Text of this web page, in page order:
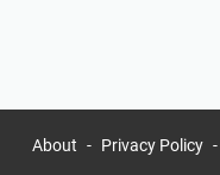
About Privacy Policy